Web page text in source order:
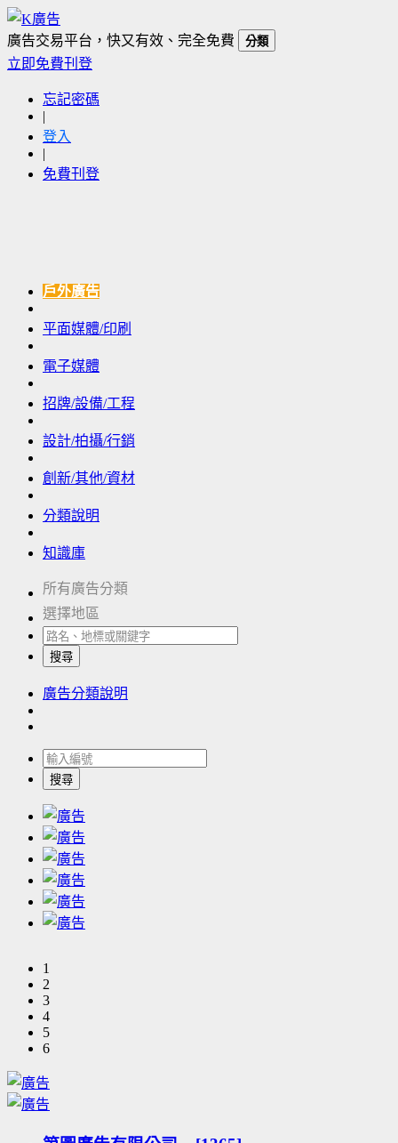
廣告交易平台，快又有效、完全免費 分類
立即免費刊登
忘記密碼
|
登入
|
免費刊登
戶外廣告
平面媒體/印刷
電子媒體
招牌/設備/工程
設計/拍攝/行銷
創新/其他/資材
分類說明
知識庫
所有廣告分類
選擇地區
搜尋
廣告分類說明
搜尋
1
2
3
4
5
6